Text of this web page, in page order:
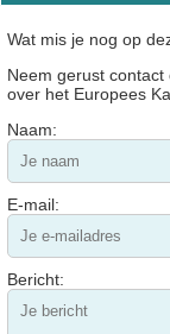
Wat mis je nog op
Neem gerust
over het Europees
Naam:
E-mail:
Bericht: